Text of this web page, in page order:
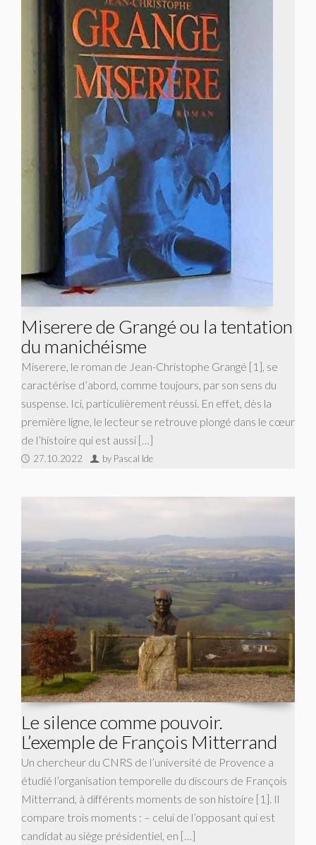
Miserere de Grangé ou la tentation
du manichéisme
Miserere, le roman de Jean-Christophe Grangé [1], se
caractérise d’abord, comme toujours, par son sens du
suspense. Ici, particulièrement réussi. En effet, dès la
première ligne, le lecteur se retrouve plongé dans le cœur
de l’histoire qui est aussi […]
27.10.2022 by Pascal Ide
Le silence comme pouvoir.
L’exemple de François Mitterrand
Un chercheur du CNRS de l’université de Provence a
étudié l’organisation temporelle du discours de François
Mitterrand, à différents moments de son histoire [1]. Il
compare trois moments : – celui de l’opposant qui est
candidat au siège présidentiel, en […]